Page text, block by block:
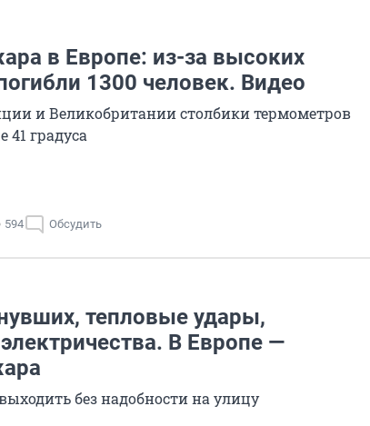
в Европе: из-за высоких
1300 человек. Видео
и Великобритании столбики термометров
градуса
594 Обсудить
тепловые удары,
В Европе —
без надобности на улицу